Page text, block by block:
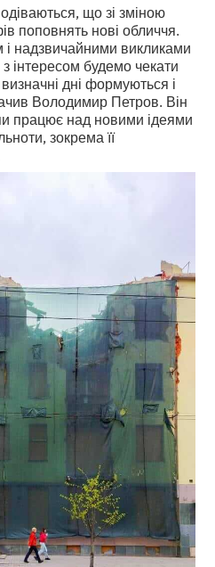
що зі зміною
поповнять нові обличчя.
і надзвичайними викликами
інтересом будемо чекати
визначні дні формуються і
Володимир Петров. Він
працює над новими ідеями
зокрема її